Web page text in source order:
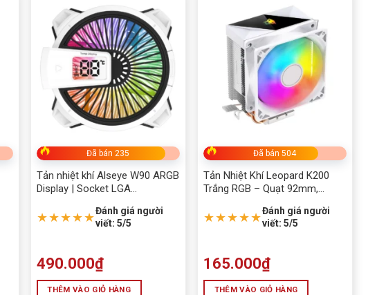
Đã bán 235
Tản nhiệt khí Alseye W90 ARGB
Display | Socket LGA
★★★★★Đánh giá người
viết: 5/5
490.000₫
THÊM VÀO GIỎ HÀNG
Đã bán 504
Tản Nhiệt Khí Leopard K200
Trắng RGB – Quạt 92mm,
AM4/AM5
★★★★★Đánh giá người
viết: 5/5
165.000₫
THÊM VÀO GIỎ HÀNG